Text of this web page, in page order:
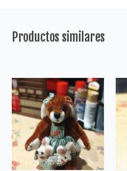
Productos similares